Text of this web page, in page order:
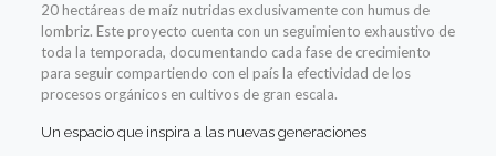
20 hectáreas de maíz nutridas exclusivamente con humus de
lombriz. Este proyecto cuenta con un seguimiento exhaustivo de
toda la temporada, documentando cada fase de crecimiento
para seguir compartiendo con el país la efectividad de los
procesos orgánicos en cultivos de gran escala.
Un espacio que inspira a las nuevas generaciones